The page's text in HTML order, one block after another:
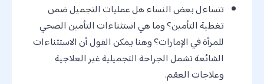
تتساءل بعض النساء هل عمليات التجميل ضمن
تغطية التأمين؟ وما هي استثناءات التأمين الصحي
للمرأة في الإمارات؟ وهنا يمكن القول أن الاستثناءات
الشائعة تشمل الجراحة التجميلية غير العلاجية
وعلاجات العقم.